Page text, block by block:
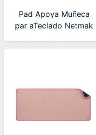
Pad Apoya Muñeca
par aTeclado Netmak